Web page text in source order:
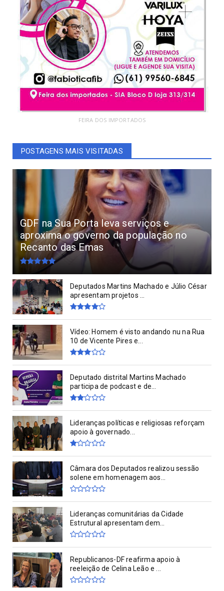
FEIRA DOS IMPORTADOS
POSTAGENS MAIS VISITADAS
GDF na Sua Porta leva serviços e
aproxima o governo da população no
Recanto das Emas
Deputados Martins Machado e Júlio César
apresentam projetos ...
Vídeo: Homem é visto andando nu na Rua
10 de Vicente Pires e...
Deputado distrital Martins Machado
participa de podcast e de...
Lideranças políticas e religiosas reforçam
apoio à governado...
Câmara dos Deputados realizou sessão
solene em homenagem aos...
Lideranças comunitárias da Cidade
Estrutural apresentam dem...
Republicanos-DF reafirma apoio à
reeleição de Celina Leão e ...